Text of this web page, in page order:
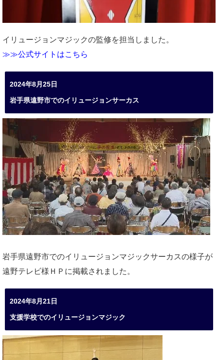
イリュージョンマジックの監修を担当しました。
≫≫公式サイトはこちら
2024年8月25日
岩手県遠野市でのイリュージョンサーカス
岩手県遠野市でのイリュージョンマジックサーカスの様子が
遠野テレビ様ＨＰに掲載されました。
2024年8月21日
支援学校でのイリュージョンマジック